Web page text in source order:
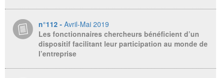
n°112 - Avril-Mai 2019
Les fonctionnaires chercheurs bénéficient d’un
dispositif facilitant leur participation au monde de
l’entreprise